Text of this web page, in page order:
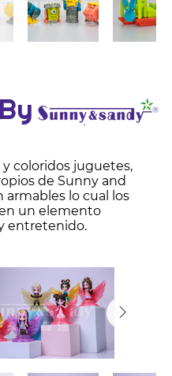
By
coloridos juguetes,
de Sunny and
armables lo cual los
un elemento
entretenido.